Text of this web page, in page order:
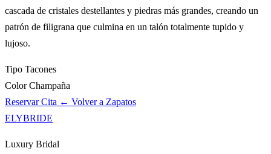
cascada de cristales destellantes y piedras más grandes, creando un
patrón de filigrana que culmina en un talón totalmente tupido y
lujoso.
Tipo Tacones
Color Champaña
Reservar Cita ← Volver a Zapatos
ELYBRIDE
Luxury Bridal